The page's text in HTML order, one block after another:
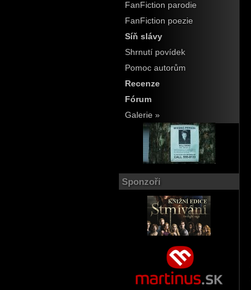
FanFiction parodie
FanFiction poezie
Síň slávy
Shrnutí povídek
Pomoc autorům
Recenze
Fórum
Galerie »
Sponzoři